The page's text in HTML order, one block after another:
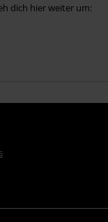
dich hier weiter um: